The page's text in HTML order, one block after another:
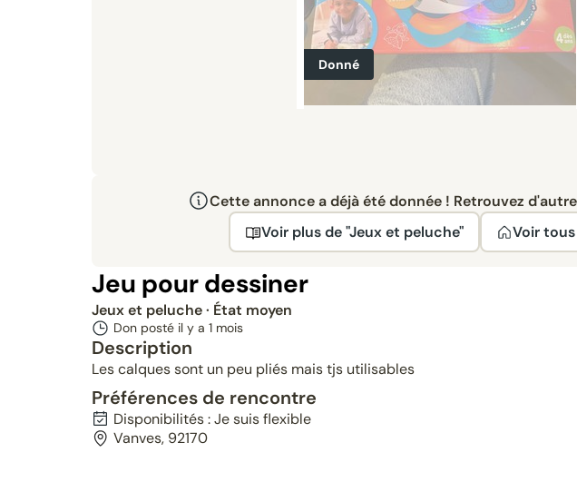
Donné
Cette annonce a déjà été donnée ! Retrouvez
Voir plus de "Jeux et peluche"
Voir
Jeu pour dessiner
Jeux et peluche· État moyen
Don posté il y a 1 mois
Description
Les calques sont un peu pliés mais tjs utilisables
Préférences de rencontre
Disponibilités : Je suis flexible
Vanves, 92170